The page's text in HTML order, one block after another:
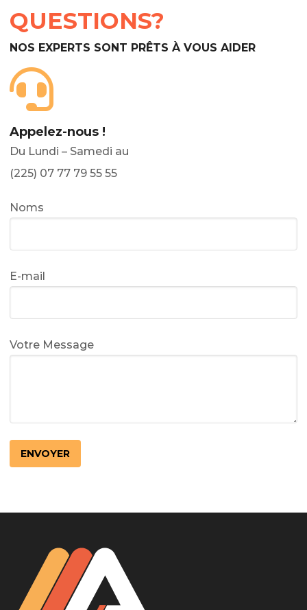
QUESTIONS?
NOS EXPERTS SONT PRÊTS À VOUS AIDER
Appelez-nous !
Du Lundi – Samedi au
(225) 07 77 79 55 55
Noms
E-mail
Votre Message
LotoMart
Бай Лото
escort barcelone
https://intimaties.net/es/category/woman-used-
used-panties-es/
eros houston
albanianescort